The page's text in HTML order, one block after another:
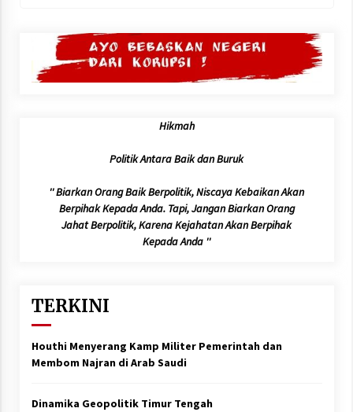
Hikmah
Politik Antara Baik dan Buruk
'' Biarkan Orang Baik Berpolitik, Niscaya Kebaikan Akan
Berpihak Kepada Anda. Tapi, Jangan Biarkan Orang
Jahat Berpolitik, Karena Kejahatan Akan Berpihak
Kepada Anda ''
TERKINI
Houthi Menyerang Kamp Militer Pemerintah dan
Membom Najran di Arab Saudi
Dinamika Geopolitik Timur Tengah